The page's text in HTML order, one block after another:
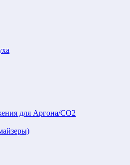
для Аргона/СО2